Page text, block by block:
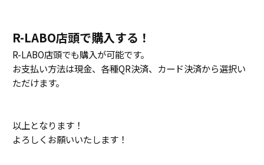
R-LABO店頭で購入する！
R-LABO店頭でも購入が可能です。
お支払い方法は現金、各種QR決済、カード決済から選択い
ただけます。
以上となります！
よろしくお願いいたします！